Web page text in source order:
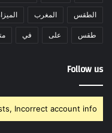
الطقس المغرب
طقس على في
Follow us
Incorrect account info.